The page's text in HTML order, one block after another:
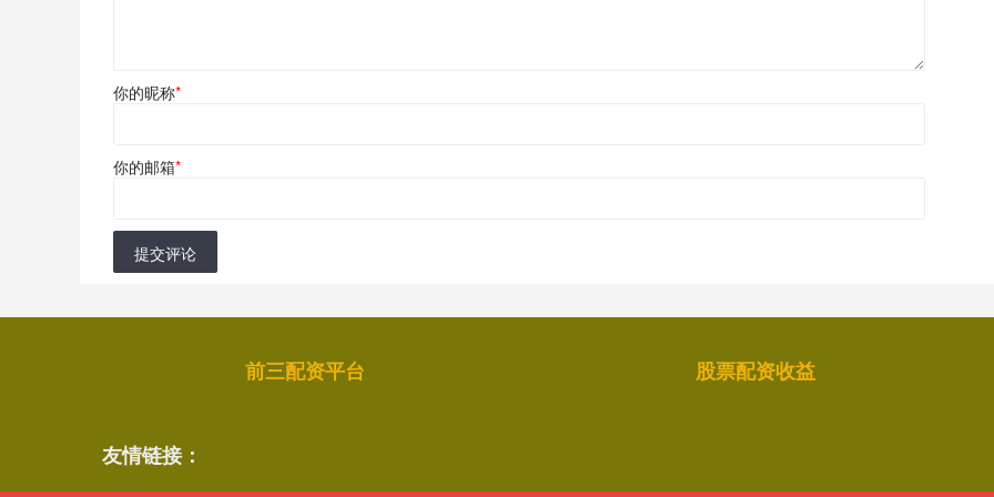
你的昵称*
你的邮箱*
提交评论
前三配资平台 股票配资收益
友情链接：